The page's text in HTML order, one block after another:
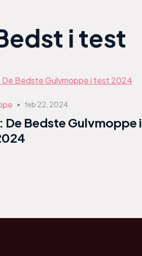
i test
● feb 22, 2024
De Bedste Gulvmoppe i